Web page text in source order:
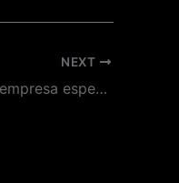
NEXT
Prorrogação de prazo para Contratação de empresa especializada em execução de projetos artísticos-educativos para desenvolver a concepção, programação e execução da programação “Estação Férias”, do Museu da Língua Portuguesa